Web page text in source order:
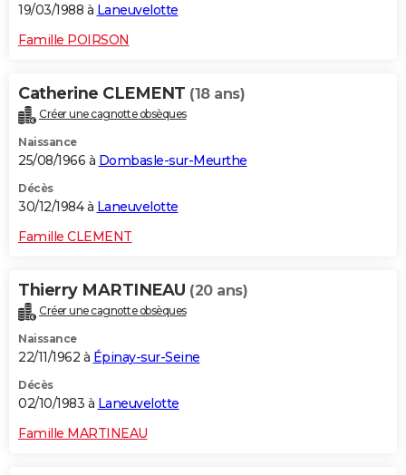
19/03/1988 à Laneuvelotte
Famille POIRSON
Catherine CLEMENT (18 ans)
Créer une cagnotte obsèques
Naissance
25/08/1966 à Dombasle-sur-Meurthe
Décès
30/12/1984 à Laneuvelotte
Famille CLEMENT
Thierry MARTINEAU (20 ans)
Créer une cagnotte obsèques
Naissance
22/11/1962 à Épinay-sur-Seine
Décès
02/10/1983 à Laneuvelotte
Famille MARTINEAU